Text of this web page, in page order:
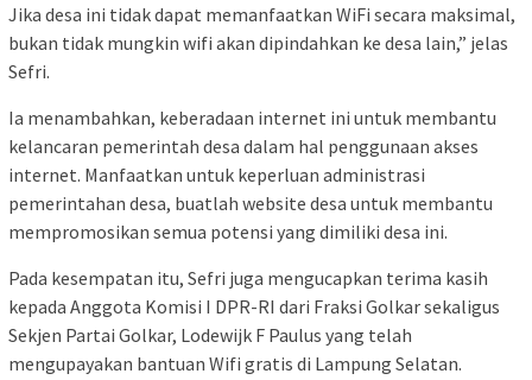
Jika desa ini tidak dapat memanfaatkan WiFi secara maksimal,
bukan tidak mungkin wifi akan dipindahkan ke desa lain,” jelas
Sefri.
Ia menambahkan, keberadaan internet ini untuk membantu
kelancaran pemerintah desa dalam hal penggunaan akses
internet. Manfaatkan untuk keperluan administrasi
pemerintahan desa, buatlah website desa untuk membantu
mempromosikan semua potensi yang dimiliki desa ini.
Pada kesempatan itu, Sefri juga mengucapkan terima kasih
kepada Anggota Komisi I DPR-RI dari Fraksi Golkar sekaligus
Sekjen Partai Golkar, Lodewijk F Paulus yang telah
mengupayakan bantuan Wifi gratis di Lampung Selatan.